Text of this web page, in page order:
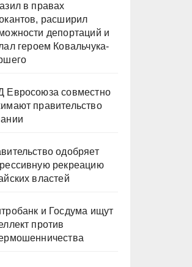
в правах
расширил
депортаций и
героем Ковальчука-
Евросоюза совместно
правительство
одобряет
рекреацию
властей
и Госдума ищут
против